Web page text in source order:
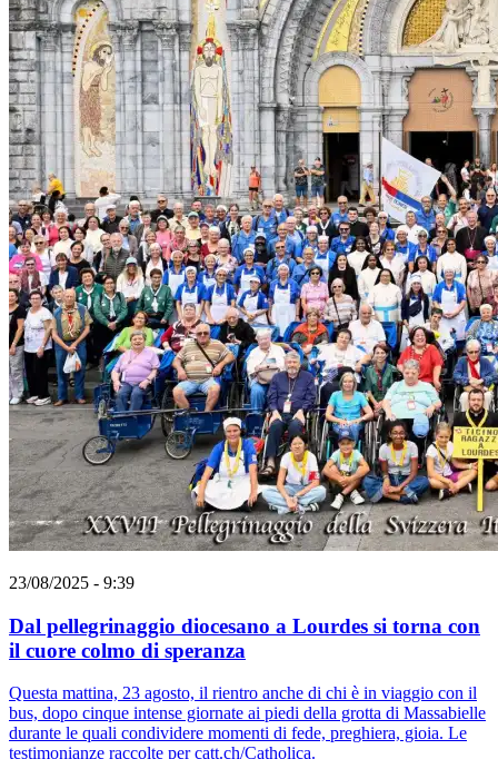
23/08/2025 - 9:39
Dal pellegrinaggio diocesano a Lourdes si torna con
il cuore colmo di speranza
Questa mattina, 23 agosto, il rientro anche di chi è in viaggio con il
bus, dopo cinque intense giornate ai piedi della grotta di Massabielle
durante le quali condividere momenti di fede, preghiera, gioia. Le
testimonianze raccolte per catt.ch/Catholica.